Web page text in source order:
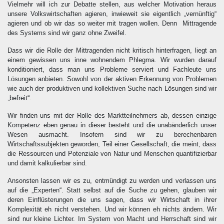
Vielmehr will ich zur Debatte stellen, aus welcher Motivation heraus
unsere Volkswirtschaften agieren, inwieweit sie eigentlich „vernünftig“
agieren und ob wir das so weiter mit tragen wollen. Denn Mittragende
des Systems sind wir ganz ohne Zweifel.
Dass wir die Rolle der Mittragenden nicht kritisch hinterfragen, liegt an
einem gewissen uns inne wohnendem Phlegma. Wir wurden darauf
konditioniert, dass man uns Probleme serviert und Fachleute uns
Lösungen anbieten. Sowohl von der aktiven Erkennung von Problemen
wie auch der produktiven und kollektiven Suche nach Lösungen sind wir
„befreit“.
Wir finden uns mit der Rolle des Marktteilnehmers ab, dessen einzige
Kompetenz eben genau in dieser besteht und die unabänderlich unser
Wesen ausmacht. Insofern sind wir zu berechenbaren
Wirtschaftssubjekten geworden, Teil einer Gesellschaft, die meint, dass
die Ressourcen und Potenziale von Natur und Menschen quantifizierbar
und damit kalkulierbar sind.
Ansonsten lassen wir es zu, entmündigt zu werden und verlassen uns
auf die „Experten“. Statt selbst auf die Suche zu gehen, glauben wir
deren Einflüsterungen die uns sagen, dass wir Wirtschaft in ihrer
Komplexität eh nicht verstehen. Und wir können eh nichts ändern. Wir
sind nur kleine Lichter. Im System von Macht und Herrschaft sind wir